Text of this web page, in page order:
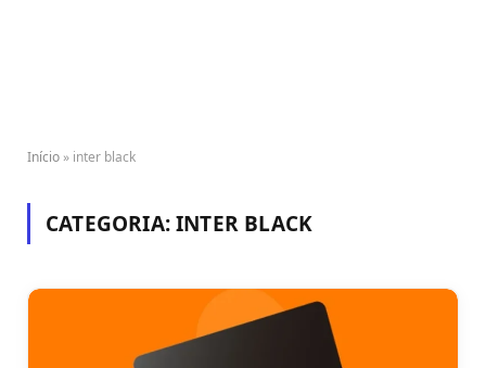
Início » inter black
CATEGORIA:INTER BLACK